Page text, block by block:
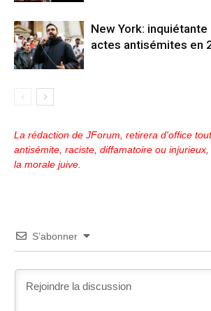
New York:
actes antisémites en
La rédaction de JForum, retirera d'office
antisémite, raciste, diffamatoire ou
la morale juive.
S’abonner